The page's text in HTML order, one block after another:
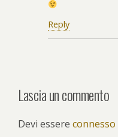
Reply
Lascia un commento
Devi essere connesso